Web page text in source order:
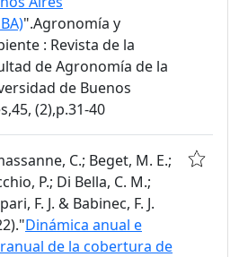
".Agronomía y
: Revista de la
de Agronomía de la
de Buenos
(2),p.31-40
C.; Beget, M. E.;
P.; Di Bella, C. M.;
F. J. & Babinec, F. J.
Dinámica anual e
de la cobertura de